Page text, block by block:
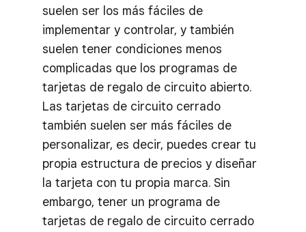
suelen ser los más fáciles de
implementar y controlar, y también
suelen tener condiciones menos
complicadas que los programas de
tarjetas de regalo de circuito abierto.
Las tarjetas de circuito cerrado
también suelen ser más fáciles de
personalizar, es decir, puedes crear tu
propia estructura de precios y diseñar
la tarjeta con tu propia marca. Sin
embargo, tener un programa de
tarjetas de regalo de circuito cerrado